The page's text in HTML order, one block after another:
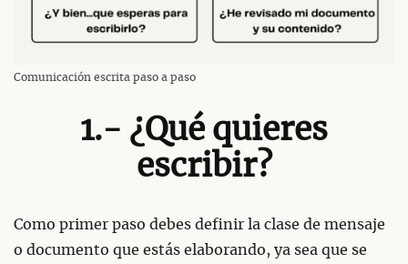
Comunicación escrita paso a paso
1.- ¿Qué quieres
escribir?
Como primer paso debes definir la clase de mensaje
o documento que estás elaborando, ya sea que se